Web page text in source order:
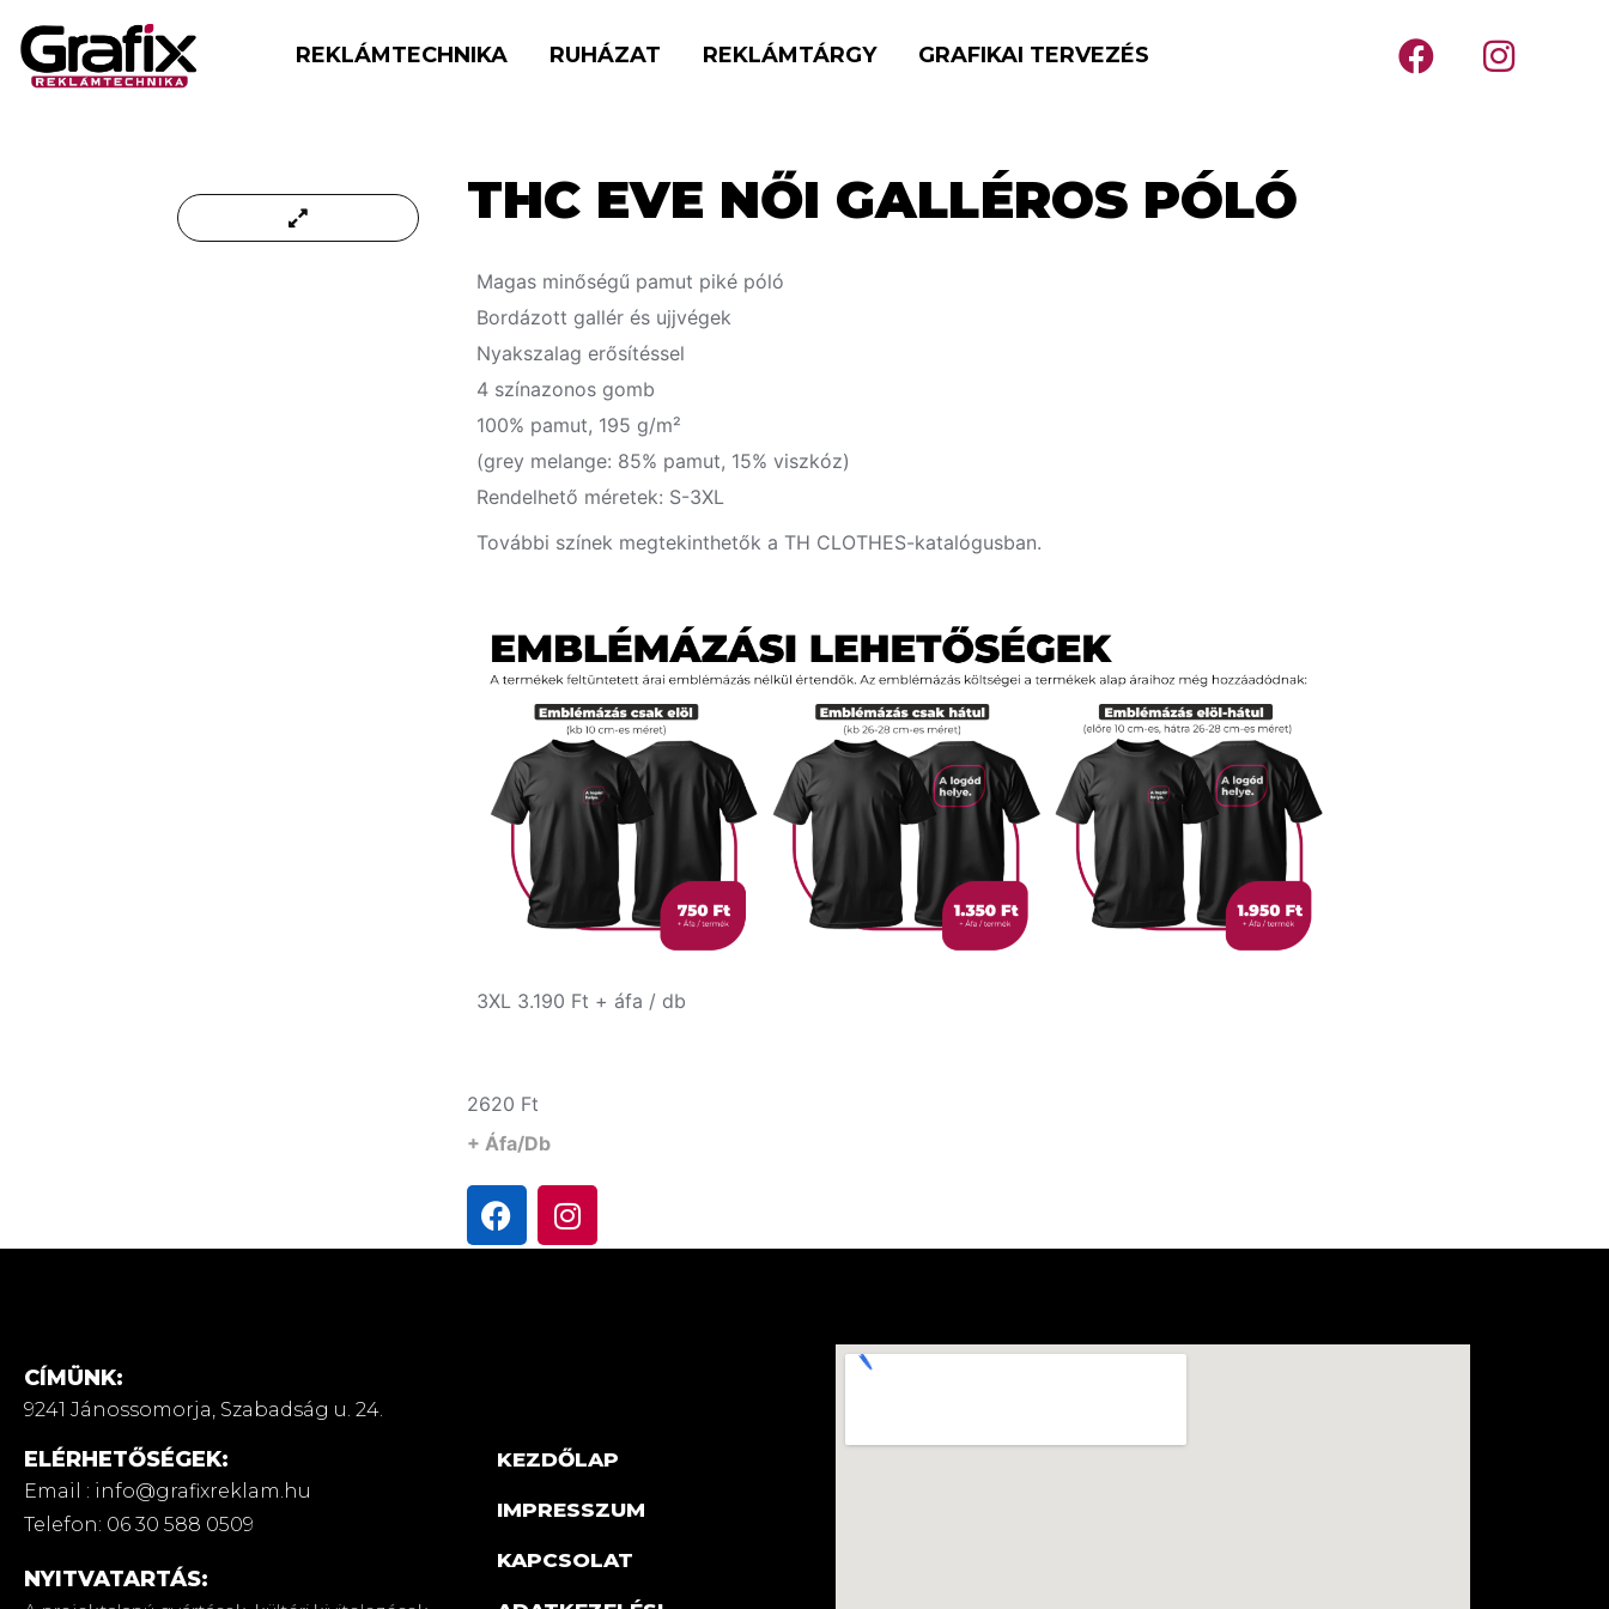
REKLÁMTECHNIKA RUHÁZAT REKLÁMTÁRGY GRAFIKAI TERVEZÉS
THC EVE NŐI GALLÉROS PÓLÓ
Magas minőségű pamut piké póló
Bordázott gallér és ujjvégek
Nyakszalag erősítéssel
4 színazonos gomb
100% pamut, 195 g/m²
(grey melange: 85% pamut, 15% viszkóz)
Rendelhető méretek: S-3XL
További színek megtekinthetők a TH CLOTHES-katalógusban.
3XL 3.190 Ft + áfa / db
2620 Ft
+ Áfa/db
CÍMÜNK:
9241 Jánossomorja, Szabadság u. 24.
ELÉRHETŐSÉGEK:
Email : info@grafixreklam.hu
Telefon: 06 30 588 0509
NYITVATARTÁS:
KEZDŐLAP
IMPRESSZUM
KAPCSOLAT